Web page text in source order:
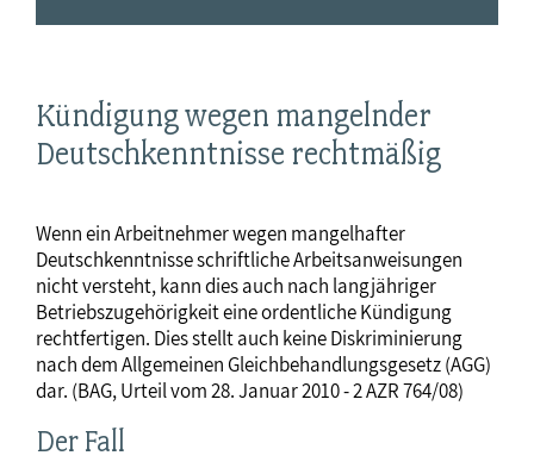
Kündigung wegen mangelnder
Deutschkenntnisse rechtmäßig
Wenn ein Arbeitnehmer wegen mangelhafter
Deutschkenntnisse schriftliche Arbeitsanweisungen
nicht versteht, kann dies auch nach langjähriger
Betriebszugehörigkeit eine ordentliche Kündigung
rechtfertigen. Dies stellt auch keine Diskriminierung
nach dem Allgemeinen Gleichbehandlungsgesetz (AGG)
dar. (BAG, Urteil vom 28. Januar 2010 - 2 AZR 764/08)
Der Fall